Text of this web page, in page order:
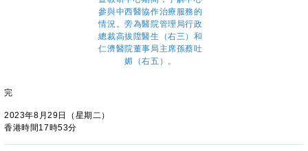
完
2023年8月29日（星期二）
香港時間17時53分